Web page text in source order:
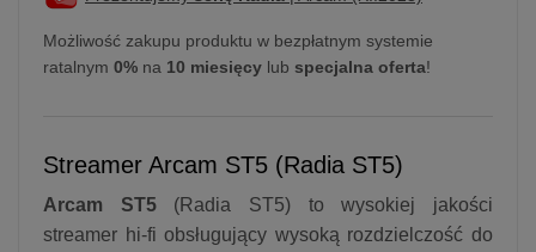
Możliwość zakupu produktu w bezpłatnym systemie
ratalnym 0% na 10 miesięcy lub specjalna oferta!
Streamer Arcam ST5 (Radia ST5)
Arcam ST5(Radia ST5) to wysokiej jakości
streamer hi-fi obsługujący wysoką rozdzielczość do